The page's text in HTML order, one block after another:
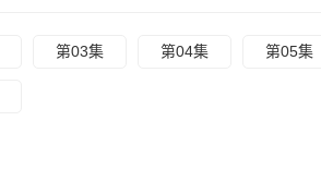
第03集 第04集 第05集